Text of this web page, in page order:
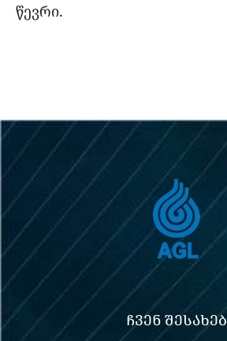
წევრი.
ᲩᲕᲔᲜ ᲨᲔᲡᲐᲮᲔᲑ